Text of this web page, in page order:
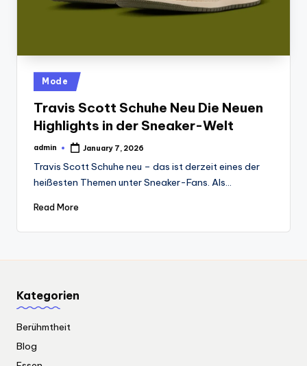
Posted
in
Mode
Travis Scott Schuhe Neu Die Neuen
Highlights in der Sneaker-Welt
Posted
admin January 7, 2026
Travis Scott Schuhe neu – das ist derzeit eines der
heißesten Themen unter Sneaker-Fans. Als…
Read More
Kategorien
Berühmtheit
Blog